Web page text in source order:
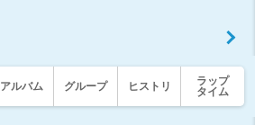
アルバム グループ ヒストリ
ラップ
タイム